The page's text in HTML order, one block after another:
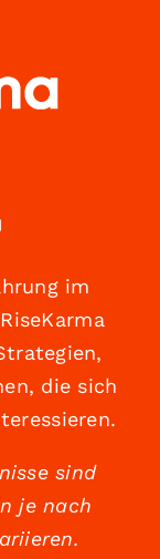
im
die sich
sind
je nach